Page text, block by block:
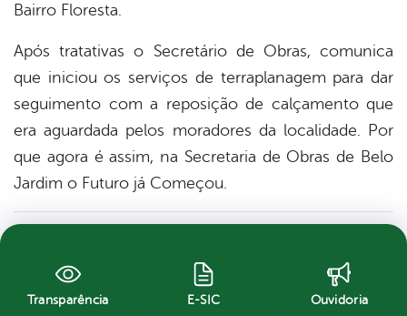
Bairro Floresta.
Após tratativas o Secretário de Obras, comunica
que iniciou os serviços de terraplanagem para dar
seguimento com a reposição de calçamentoque
era aguardada pelos moradores da localidade. Por
que agora é assim, na Secretaria de Obras de Belo
Jardim o Futuro já Começou.
Transparência E-SIC Ouvidoria